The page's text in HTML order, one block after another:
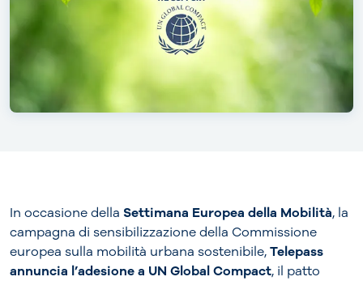
In occasione della Settimana Europea della Mobilità, la
campagna di sensibilizzazione della Commissione
europea sulla mobilità urbana sostenibile,Telepass
annuncia l’adesione a UN Global Compact, il patto